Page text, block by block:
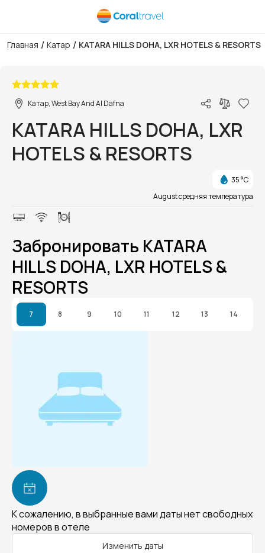
Главная / Катар / KATARA HILLS DOHA, LXR HOTELS & RESORTS
Катар, West Bay And Al Dafna
KATARA HILLS DOHA, LXR
HOTELS & RESORTS
35 °C
August средняя температура
Забронировать KATARA
HILLS DOHA, LXR HOTELS &
RESORTS
7 8 9 10 11 12 13 14
К сожалению, в выбранные вами даты нет свободных
номеров в отеле
Изменить даты